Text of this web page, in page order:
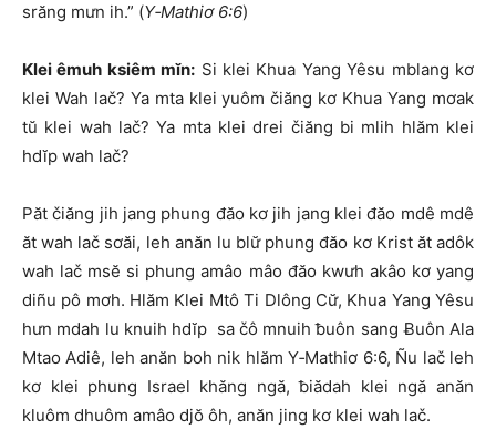
srăng mưn ih.” (Y‑Mathiơ 6:6)
Klei êmuh ksiêm mĭn: Si klei Khua Yang Yêsu mblang kơ
klei Wah lač? Ya mta klei yuôm čiăng kơ Khua Yang mơak
tŭ klei wah lač? Ya mta klei drei čiăng bi mlih hlăm klei
hdĭp wah lač?
Păt čiăng jih jang phung đăo kơ jih jang klei đăo mdê mdê
ăt wah lač sơăi, leh anăn lu blư̆ phung đăo kơ Krist ăt adôk
wah lač msĕ si phung amâo mâo đăo kwưh akâo kơ yang
diñu pô mơh. Hlăm Klei Mtô Ti Dlông Cư̆, Khua Yang Yêsu
hưn mdah lu knuih hdĭp sa čô mnuih ƀuôn sang Ƀuôn Ala
Mtao Adiê, leh anăn boh nik hlăm Y‑Mathiơ 6:6, Ñu lač leh
kơ klei phung Israel khăng ngă, ƀiădah klei ngă anăn
kluôm dhuôm amâo djŏ ôh, anăn jing kơ klei wah lač.